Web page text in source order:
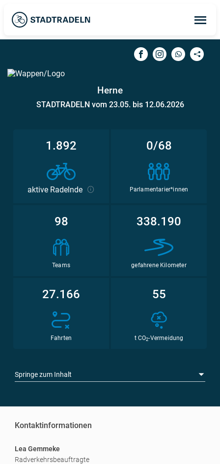
Herne
STADTRADELN vom 23.05. bis 12.06.2026
1.892
aktive Radelnde
0/68
Parlamentarier*innen
98
Teams
338.190
gefahrene Kilometer
27.166
Fahrten
55
t CO2-Vermeidung
Springe zum Inhalt
Kontaktinformationen
Lea Gemmeke
Radverkehrsbeauftragte